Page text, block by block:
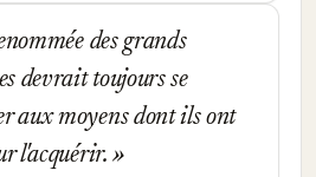
des grands
devrait toujours se
aux moyens dont ils ont
l'acquérir.